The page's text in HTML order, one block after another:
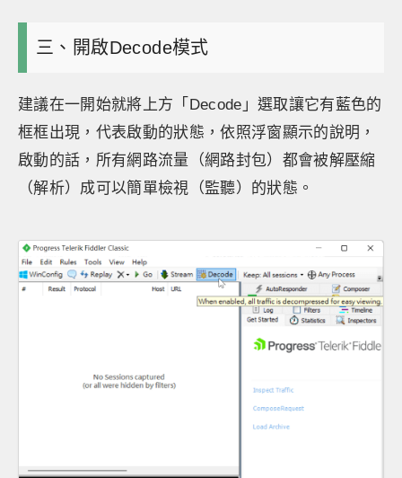
三、開啟Decode模式
建議在一開始就將上方「Decode」選取讓它有藍色的
框框出現，代表啟動的狀態，依照浮窗顯示的說明，
啟動的話，所有網路流量（網路封包）都會被解壓縮
（解析）成可以簡單檢視（監聽）的狀態。